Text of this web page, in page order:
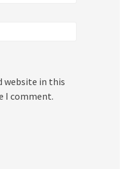
website in this
I comment.